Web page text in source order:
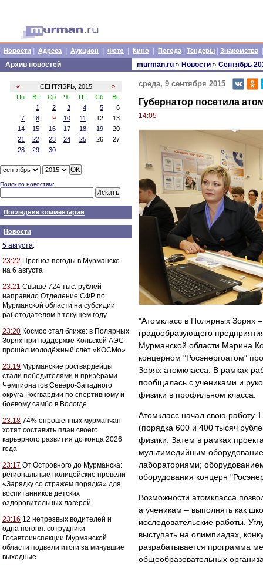
Новости Адреса Аукцион Фото Кино Погода Тендеры Знакомства
Архив новостей
« СЕНТЯБРЬ, 2015
»
Пн
Вт Ср Чт Пт Сб
Вс
1
2 3 4 5
6
7
8 9 10 11 12
13
14
15 16 17 18 19
20
21
22 23 24 25 26
27
28
29 30
Поиск по новостям:
Последние комментарии
Новости
5 августа:
23:22 Прогноз погоды в Мурманске
на 6 августа
23:21 Свыше 724 тыс. рублей
направило Отделение СФР по
Мурманской области на субсидии
работодателям в текущем году
23:20 Космос стал ближе: в Полярных
Зорях при поддержке Кольской АЭС
прошёл молодёжный слёт «КОСМо»
23:19 Мурманские росгвардейцы
стали победителями и призёрами
Чемпионатов Северо-Западного
округа Росгвардии по спортивному и
боевому самбо в Вологде
23:18 74% опрошенных мурманчан
хотят составить план своего
карьерного развития до конца 2026
года
23:17 От Островного до Мурманска:
региональные полицейские провели
«Зарядку со стражем порядка» для
воспитанников детских
оздоровительных лагерей
23:16 12 нетрезвых водителей и
одна погоня: сотрудники
Госавтоинспекции Мурманской
области подвели итоги за минувшие
выходные
murman.ru » Новости » Сентябрь
среда, 9 сентября 2015
Губернатор посетила
14:05
"Атомкласс в Полярных Зорях
градообразующего
Мурманской области Марина
концерном "Росэнергоатом"
Зорях атомкласса. В рамках
пообщалась с учениками и
физики в профильном класса.
Атомкласс начал свою работу
(порядка 600 и 400 тысяч
физики. Затем в рамках
мультимедийным
лабораториями;
оборудования концерн
Возможности атомкласса
а ученикам – выполнять как
исследовательские работы.
выступать на олимпиадах,
разрабатывается программа
общеобразовательных